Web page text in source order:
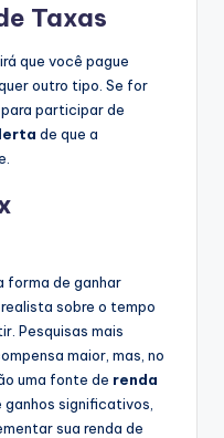
Taxas
que você pague
outro tipo. Se for
participar de
de que a
forma de ganhar
sobre o tempo
Pesquisas mais
maior, mas, no
uma fonte de renda
ganhos significativos,
sua renda de